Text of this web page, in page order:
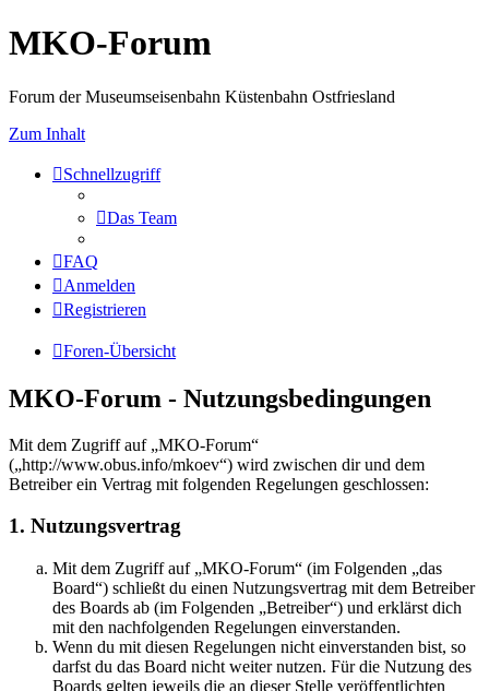
MKO-Forum
Forum der Museumseisenbahn Küstenbahn Ostfriesland
Zum Inhalt
Schnellzugriff
Das Team
FAQ
Anmelden
Registrieren
Foren-Übersicht
MKO-Forum - Nutzungsbedingungen
Mit dem Zugriff auf „MKO-Forum“
(„http://www.obus.info/mkoev“) wird zwischen dir und dem
Betreiber ein Vertrag mit folgenden Regelungen geschlossen:
1. Nutzungsvertrag
Mit dem Zugriff auf „MKO-Forum“ (im Folgenden „das
Board“) schließt du einen Nutzungsvertrag mit dem Betreiber
des Boards ab (im Folgenden „Betreiber“) und erklärst dich
mit den nachfolgenden Regelungen einverstanden.
Wenn du mit diesen Regelungen nicht einverstanden bist, so
darfst du das Board nicht weiter nutzen. Für die Nutzung des
Boards gelten jeweils die an dieser Stelle veröffentlichten